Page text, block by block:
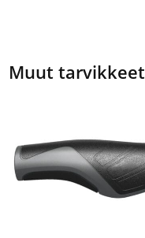
Muut tarvikkeet